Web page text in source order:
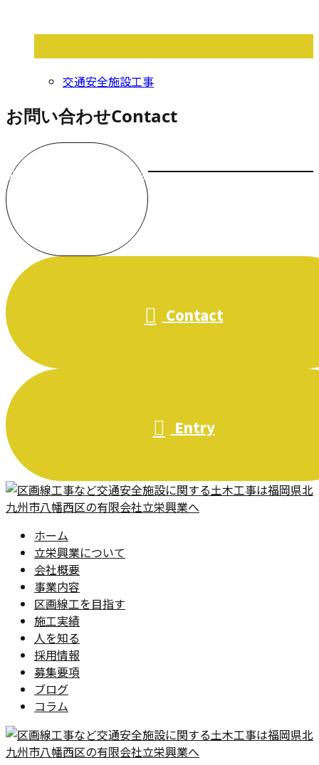
交通安全施設工事
お問い合わせContact
お電話でのお問い合わせ
受付／10:00～18:00 (平日)
Contact
Entry
ホーム
立栄興業について
会社概要
事業内容
区画線工を目指す
施工実績
人を知る
採用情報
募集要項
ブログ
コラム